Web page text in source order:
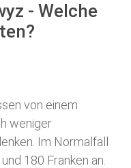
- Welche
von einem
weniger
Im Normalfall
180 Franken an.